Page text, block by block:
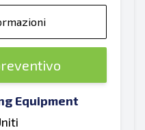
Equipment